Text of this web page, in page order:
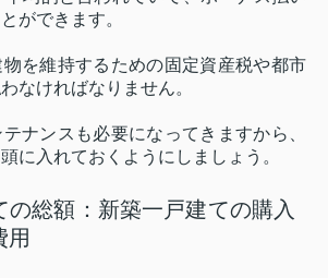
ができます。
を維持するための固定資産税や都市
なければなりません。
ナンスも必要になってきますから、
に入れておくようにしましょう。
の総額：新築一戸建ての購入
用